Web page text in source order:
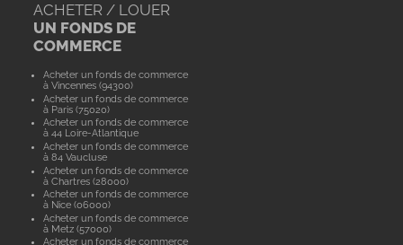
ACHETER / LOUER
UN FONDS DE
COMMERCE
Acheter un fonds de commerce
à Vincennes (94300)
Acheter un fonds de commerce
à Paris (75020)
Acheter un fonds de commerce
à 44 Loire-Atlantique
Acheter un fonds de commerce
à 84 Vaucluse
Acheter un fonds de commerce
à Chartres (28000)
Acheter un fonds de commerce
à Nice (06000)
Acheter un fonds de commerce
à Metz (57000)
Acheter un fonds de commerce